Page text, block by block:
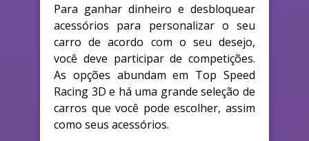
Para ganhar dinheiro e desbloquear
acessórios para personalizar o seu
carro de acordo com o seu desejo,
você deve participar de competições.
As opções abundam em Top Speed
Racing 3D e há uma grande seleção de
carros que você pode escolher, assim
como seus acessórios.